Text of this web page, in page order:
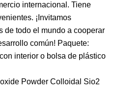
internacional. Tiene
¡Invitamos
de todo el mundo a cooperar
común! Paquete:
interior o bolsa de plástico